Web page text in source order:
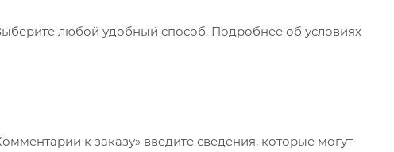
любой удобный способ. Подробнее об условиях
к заказу» введите сведения, которые могут